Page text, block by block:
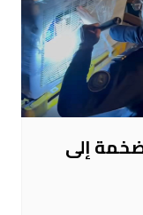
إلى